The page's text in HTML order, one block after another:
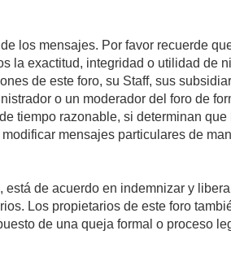
los mensajes. Por favor recuerde
la exactitud, integridad o utilidad de
de este foro, su Staff, sus
o un moderador del foro de
tiempo razonable, si determinan
mensajes particulares de
de acuerdo en indemnizar y
Los propietarios de este foro
de una queja formal o proceso